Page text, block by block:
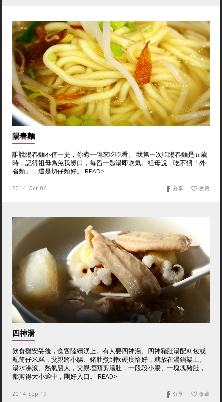
陽春麵
誰說陽春麵不值一提，你煮一碗來吃吃看。 我第一次吃陽春麵是五歲
時，記得祖母為免我燙口，每舀一匙湯即吹氣。祖母說，吃不慣「外
省麵」，還是切仔麵好。 READ>
2014 Oct 06 收藏
分享
四神湯
飲食攤安妥後，食客陸續湧上。有人要四神湯、四神豬肚湯配刈包或
配筒仔米糕，父親將小腸、豬肚煮到軟硬度恰好，就放在湯鍋架上。
湯水沸滾、熱氣襲人，父親埋頭剪腸肚，一段段小腸、一塊塊豬肚，
都剪得大小適中，剛好入口。 READ>
2014 Sep 19 收藏
分享